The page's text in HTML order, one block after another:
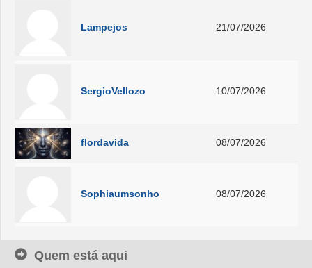
Lampejos 21/07/2026
SergioVellozo 10/07/2026
flordavida 08/07/2026
Sophiaumsonho 08/07/2026
Quem está aqui